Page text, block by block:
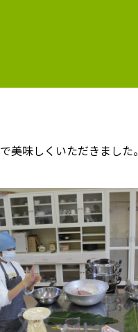
美味しくいただきました。